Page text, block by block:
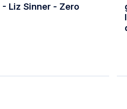
Liz Sinner - Zero